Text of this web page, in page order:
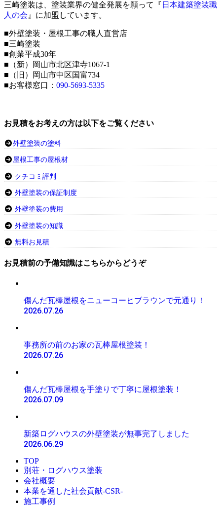
三崎塗装は、塗装業界の健全発展を願って『 日本建築塗装職
人の会 』に加盟しています。
■外壁塗装・屋根工事の職人直営店
■三崎塗装
■創業平成30年
■（新）岡山市北区津寺1067-1
■（旧）岡山市中区国富734
■お客様窓口： 090-5693-5335
お見積をお考えの方は以下をご覧ください
外壁塗装の塗料
屋根工事の屋根材
クチコミ評判
外壁塗装の保証制度
外壁塗装の費用
外壁塗装の知識
無料お見積
お見積前の予備知識はこちらからどうぞ
傷んだ瓦棒屋根をニューコーヒブラウンで元通り！
2026.07.26
事務所の前のお家の瓦棒屋根塗装！
2026.07.26
傷んだ瓦棒屋根を手塗りで丁寧に屋根塗装！
2026.07.09
新築ログハウスの外壁塗装が無事完了しました
2026.06.29
TOP
別荘・ログハウス塗装
会社概要
本業を通した社会貢献-CSR-
施工事例